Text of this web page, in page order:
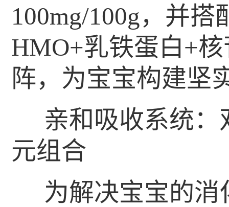
100mg/100g，并
HMO+乳铁蛋白+
阵，为宝宝构建坚
亲和吸收系统：
元组合
为解决宝宝的